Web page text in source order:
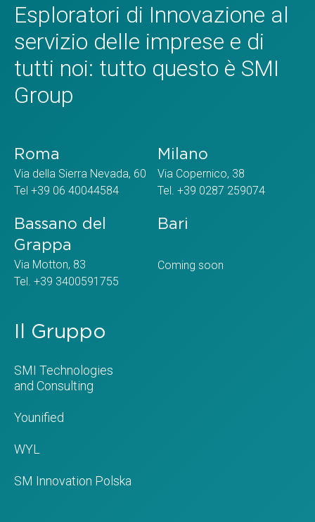
Esploratori di Innovazione al
servizio delle imprese e di
tutti noi: tutto questo è SMI
Group
Roma
Via della Sierra Nevada, 60
Tel +39 06 40044584
Milano
Via Copernico, 38
Tel. +39 0287 259074
Bassano del
Grappa
Via Motton, 83
Tel. +39 3400591755
Bari
Coming soon
Il Gruppo
SMI Technologies
and Consulting
Younified
WYL
SM Innovation Polska